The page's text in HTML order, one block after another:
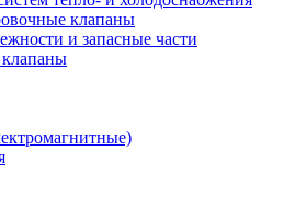
клапаны
и запасные части